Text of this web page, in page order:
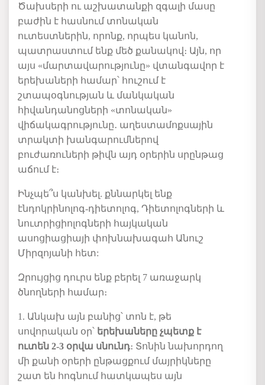
Ծախսերի ու աշխատանքի զգալի մասը
բաժին է հասնում տոնական
ուտեստներին, որոնք, որպես կանոն,
պատրաստում ենք մեծ քանակով։ Այն, որ
այս «մարտավարությունը» վտանգավոր է
երեխաների համար՝ հուշում է
շտապօգնության և մանկական
հիվանդանոցների «տոնական»
վիճակագրությունը․ աղեստամոքսային
տրակտի խանգարումներով
բուժառուների թիվն այդ օրերին սրընթաց
աճում է։
Ինչպե՞ս կանխել. քննարկել ենք
էնդոկրինոլոգ-դիետոլոգ, Դիետոլոգների և
նուտրիցիոլոգների հայկական
ասոցիացիայի փոխնախագահ Անուշ
Միրզոյանի հետ:
Զրույցից դուրս ենք բերել 7 առաջարկ
ծնողների համար։
1. Անկախ այն բանից՝ տոն է, թե
սովորական օր՝ երեխաները չպետք է
ուտեն 2-3 օրվա սնունդ։ Տոնին նախորդող
մի քանի օրերի ընթացքում մայրիկները
շատ են հոգնում հատկապես այն